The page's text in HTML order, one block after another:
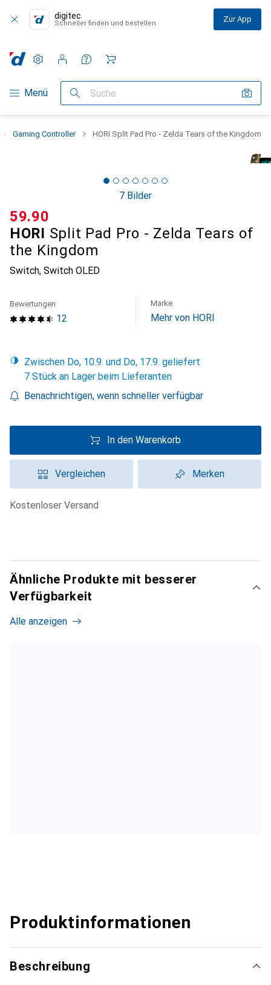
digitec
Schneller finden und bestellen Zur App
Navigation nach Kategorien
Menü Suche
Einstellungen
Kundenkonto
Vergleichslisten
Merklisten
Warenkorb
Gaming Controller HORI Split Pad Pro - Zelda Tears of the Kingdom
7 Bilder
HORI Split Pad Pro - Zelda Tears of
the Kingdom
Switch, Switch OLED
CHF
59.90
12
Bewertungen Marke
Mehr von HORI
Zwischen Do, 10.9. und Do, 17.9. geliefert
7 Stück an Lager beim Lieferanten
Benachrichtigen, wenn schneller verfügbar
In den Warenkorb
Vergleichen Merken
kostenloser Versand
Ähnliche Produkte mit besserer
Verfügbarkeit
Alle anzeigen
Produktinformationen
Beschreibung